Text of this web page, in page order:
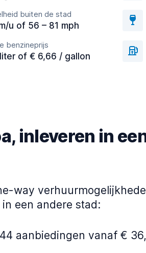
buiten de stad
u of 56 – 81 mph
benzineprijs
of € 6,66 / gallon
inleveren in
way
een andere stad:
aanbiedingen vanaf €